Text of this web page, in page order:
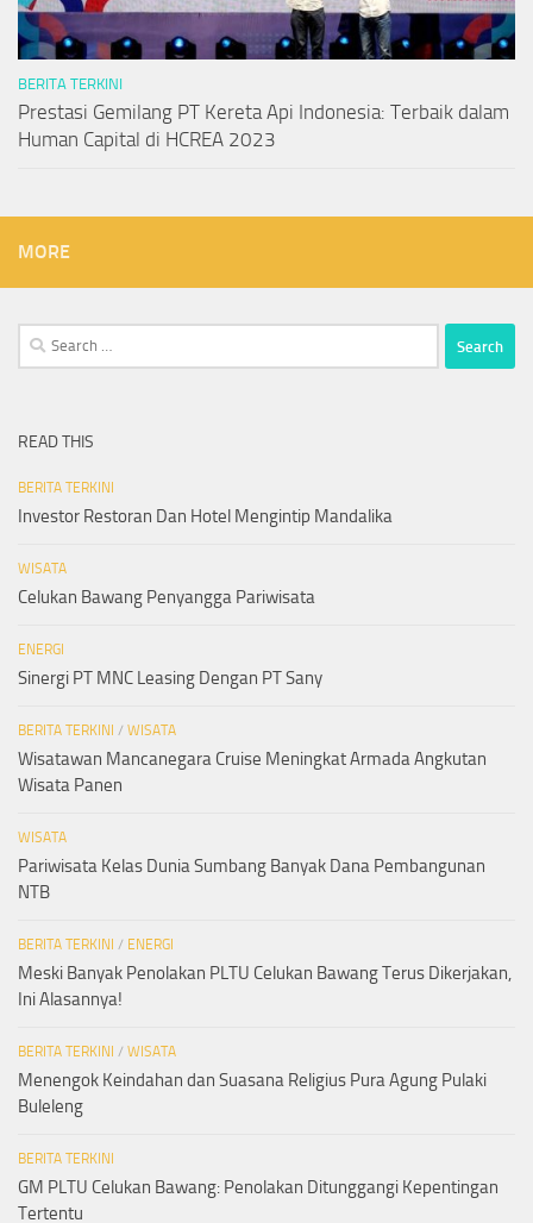
BERITA TERKINI
Prestasi Gemilang PT Kereta Api Indonesia: Terbaik dalam
Human Capital di HCREA 2023
MORE
Search
for:
READ THIS
BERITA TERKINI
Investor Restoran Dan Hotel Mengintip Mandalika
WISATA
Celukan Bawang Penyangga Pariwisata
ENERGI
Sinergi PT MNC Leasing Dengan PT Sany
BERITA TERKINI / WISATA
Wisatawan Mancanegara Cruise Meningkat Armada Angkutan
Wisata Panen
WISATA
Pariwisata Kelas Dunia Sumbang Banyak Dana Pembangunan
NTB
BERITA TERKINI / ENERGI
Meski Banyak Penolakan PLTU Celukan Bawang Terus Dikerjakan,
Ini Alasannya!
BERITA TERKINI / WISATA
Menengok Keindahan dan Suasana Religius Pura Agung Pulaki
Buleleng
BERITA TERKINI
GM PLTU Celukan Bawang: Penolakan Ditunggangi Kepentingan
Tertentu